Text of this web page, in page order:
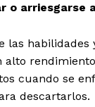
o arriesgarse
cuando se
descartarlos.